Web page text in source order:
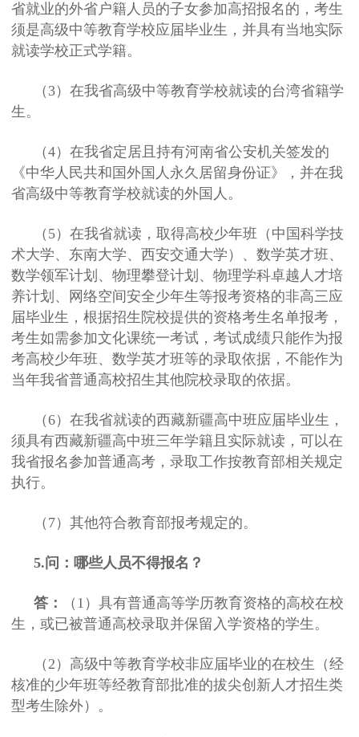
省就业的外省户籍人员的子女参加高招报名的，考生
须是高级中等教育学校应届毕业生，并具有当地实际
就读学校正式学籍。
（3）在我省高级中等教育学校就读的台湾省籍学
生。
（4）在我省定居且持有河南省公安机关签发的
《中华人民共和国外国人永久居留身份证》，并在我
省高级中等教育学校就读的外国人。
（5）在我省就读，取得高校少年班（中国科学技
术大学、东南大学、西安交通大学）、数学英才班、
数学领军计划、物理攀登计划、物理学科卓越人才培
养计划、网络空间安全少年生等报考资格的非高三应
届毕业生，根据招生院校提供的资格考生名单报考，
考生如需参加文化课统一考试，考试成绩只能作为报
考高校少年班、数学英才班等的录取依据，不能作为
当年我省普通高校招生其他院校录取的依据。
（6）在我省就读的西藏新疆高中班应届毕业生，
须具有西藏新疆高中班三年学籍且实际就读，可以在
我省报名参加普通高考，录取工作按教育部相关规定
执行。
（7）其他符合教育部报考规定的。
5.问：哪些人员不得报名？
答：
（1）具有普通高等学历教育资格的高校在校
生，或已被普通高校录取并保留入学资格的学生。
（2）高级中等教育学校非应届毕业的在校生（经
核准的少年班等经教育部批准的拔尖创新人才招生类
型考生除外）。